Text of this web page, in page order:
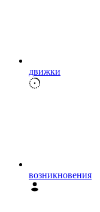
движки
возникновения